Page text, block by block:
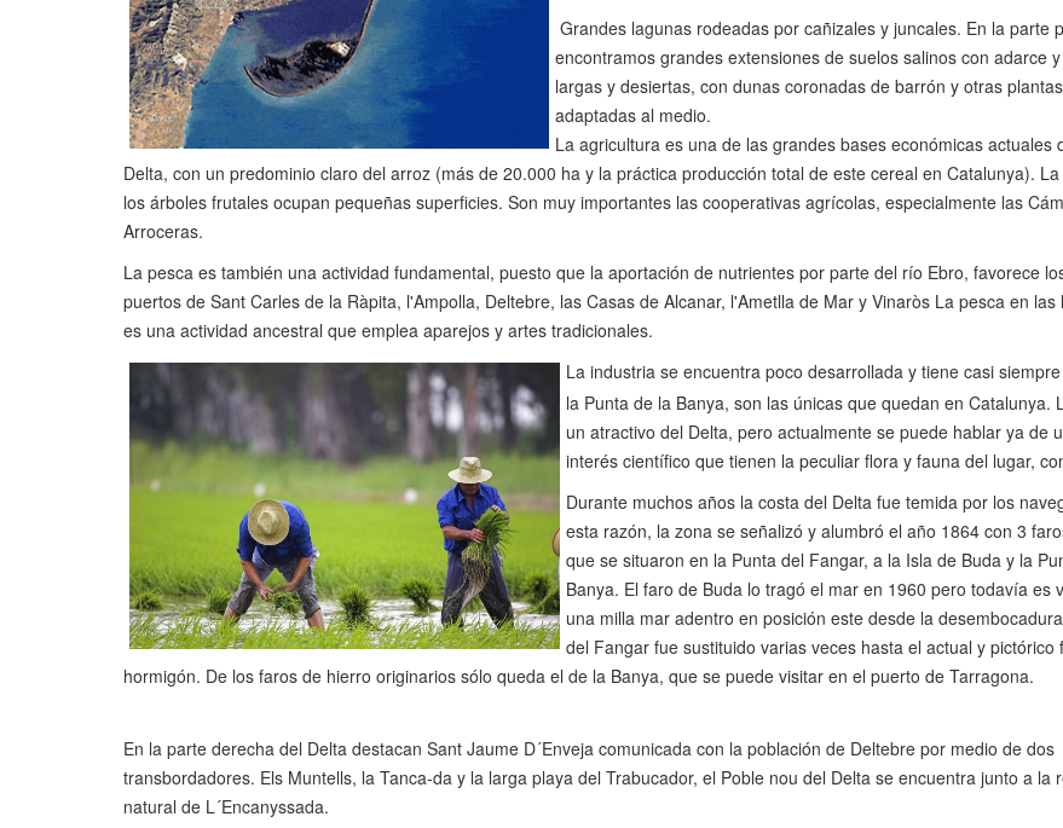
Grandes lagunas rodeadas por cañizales y juncales. En la parte
encontramos grandes extensiones de suelos salinos con adarce
largas y desiertas, con dunas coronadas de barrón y otras
adaptadas al medio.
La agricultura es una de las grandes bases económicas actuales
Delta, con un predominio claro del arroz (más de 20.000 ha y la práctica producción total de este cereal en Catalunya).
los árboles frutales ocupan pequeñas superficies. Son muy importantes las cooperativas agrícolas, especialmente las
Arroceras.
La pesca es también una actividad fundamental, puesto que la aportación de nutrientes por parte del río Ebro, favorece
puertos de Sant Carles de la Ràpita, l'Ampolla, Deltebre, las Casas de Alcanar, l'Ametlla de Mar y Vinaròs La pesca en las
es una actividad ancestral que emplea aparejos y artes tradicionales.
La industria se encuentra poco desarrollada y tiene casi
la Punta de la Banya, son las únicas que quedan en
un atractivo del Delta, pero actualmente se puede hablar ya
interés científico que tienen la peculiar flora y fauna del lugar,
Durante muchos años la costa del Delta fue temida por los
esta razón, la zona se señalizó y alumbró el año 1864 con 3
que se situaron en la Punta del Fangar, a la Isla de Buda y la
Banya. El faro de Buda lo tragó el mar en 1960 pero todavía es
una milla mar adentro en posición este desde la
del Fangar fue sustituido varias veces hasta el actual y pictórico
hormigón. De los faros de hierro originarios sólo queda el de la Banya, que se puede visitar en el puerto de Tarragona.
En la parte derecha del Delta destacan Sant Jaume D´Enveja comunicada con la población de Deltebre por medio de dos
transbordadores. Els Muntells, la Tanca-da y la larga playa del Trabucador, el Poble nou del Delta se encuentra junto a la
natural de L´Encanyssada.